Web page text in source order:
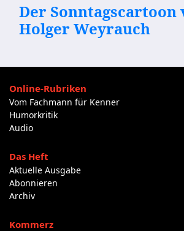
Der Sonntagscartoon
Holger Weyrauch
Online-Rubriken
Vom Fachmann für Kenner
Humorkritik
Audio
Das Heft
Aktuelle Ausgabe
Abonnieren
Archiv
Kommerz